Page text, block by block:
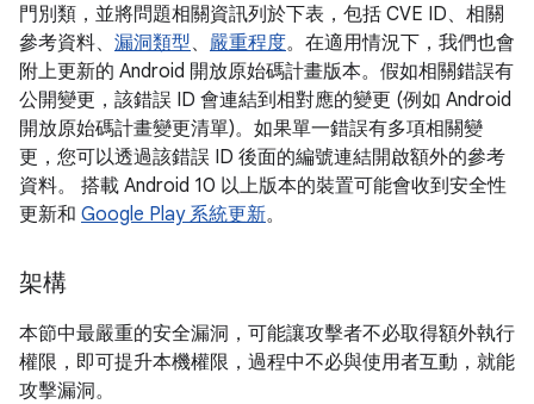
門別類，並將問題相關資訊列於下表，包括 CVE ID、相關
參考資料、 漏洞類型、 嚴重程度。在適用情況下，我們也會
附上更新的 Android 開放原始碼計畫版本。假如相關錯誤有
公開變更，該錯誤 ID 會連結到相對應的變更 (例如 Android
開放原始碼計畫變更清單)。如果單一錯誤有多項相關變
更，您可以透過該錯誤 ID 後面的編號連結開啟額外的參考
資料。 搭載 Android 10 以上版本的裝置可能會收到安全性
更新和 Google Play 系統更新。
架構
本節中最嚴重的安全漏洞，可能讓攻擊者不必取得額外執行
權限，即可提升本機權限，過程中不必與使用者互動，就能
攻擊漏洞。